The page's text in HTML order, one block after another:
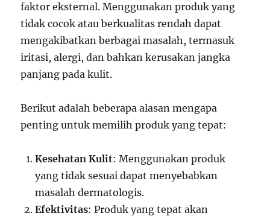
faktor eksternal. Menggunakan produk yang
tidak cocok atau berkualitas rendah dapat
mengakibatkan berbagai masalah, termasuk
iritasi, alergi, dan bahkan kerusakan jangka
panjang pada kulit.
Berikut adalah beberapa alasan mengapa
penting untuk memilih produk yang tepat:
Kesehatan Kulit: Menggunakan produk
yang tidak sesuai dapat menyebabkan
masalah dermatologis.
Efektivitas: Produk yang tepat akan